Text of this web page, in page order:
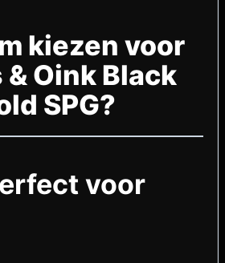
kiezen voor
Oink Black
SPG?
voor